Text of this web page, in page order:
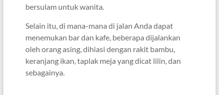
bersulam untuk wanita.
Selain itu, di mana-mana di jalan Anda dapat
menemukan bar dan kafe, beberapa dijalankan
oleh orang asing, dihiasi dengan rakit bambu,
keranjang ikan, taplak meja yang dicat lilin, dan
sebagainya.